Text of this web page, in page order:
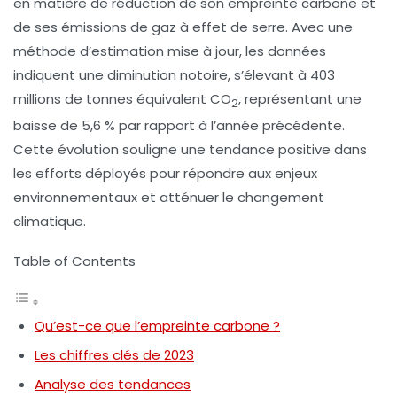
de ses émissions de gaz à effet de serre. Avec une
méthode d’estimation mise à jour, les données
indiquent une diminution notoire, s’élevant à 403
millions de tonnes équivalent CO2, représentant une
baisse de 5,6 % par rapport à l’année précédente.
Cette évolution souligne une tendance positive dans
les efforts déployés pour répondre aux enjeux
environnementaux et atténuer le changement
climatique.
Table of Contents
Qu’est-ce que l’empreinte carbone ?
Les chiffres clés de 2023
Analyse des tendances